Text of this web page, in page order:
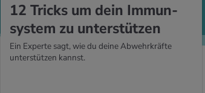
12 Tricks um dein Im­mun­
sys­tem zu un­ter­stüt­zen
Ein Experte sagt, wie du deine Abwehrkräfte
unterstützen kannst.